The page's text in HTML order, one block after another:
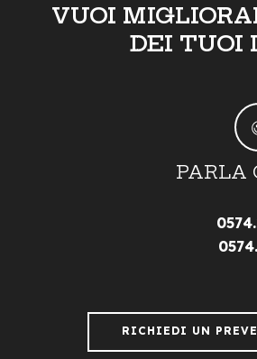
VUOI
DEI TUOI
PARLA
RICHIEDI UN